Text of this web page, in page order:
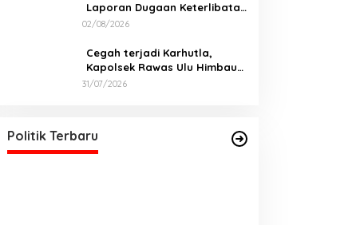
Laporan Dugaan Keterlibatan
Oknum Lurah Muara Kulam
02/08/2026
Cegah terjadi Karhutla,
Kapolsek Rawas Ulu Himbau
Warga Desa Sungai Kijang
31/07/2026
Politik Terbaru